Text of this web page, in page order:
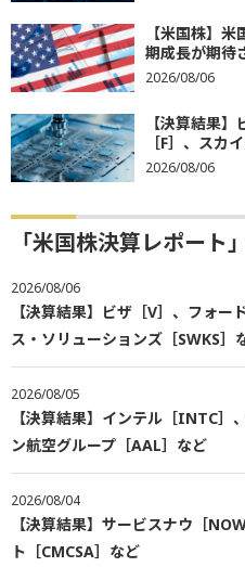
【米国株】
期成長が期待
2026/08/06
【決算結果
［F］、スカ
2026/08/06
「米国株決算レポート
2026/08/06
【決算結果】ビザ［V］、フォ
ス・ソリューションズ［SWKS］
2026/08/05
【決算結果】インテル［INTC］
ン航空グループ［AAL］など
2026/08/04
【決算結果】サービスナウ［
ト［CMCSA］など